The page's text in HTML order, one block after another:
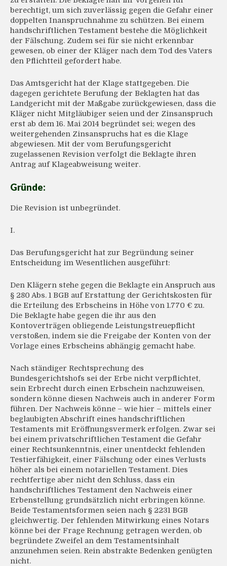
berechtigt, um sich zuverlässig gegen die Gefahr einer
doppelten Inanspruchnahme zu schützen. Bei einem
handschriftlichen Testament bestehe die Möglichkeit
der Fälschung. Zudem sei für sie nicht erkennbar
gewesen, ob einer der Kläger nach dem Tod des Vaters
den Pflichtteil gefordert habe.
Das Amtsgericht hat der Klage stattgegeben. Die
dagegen gerichtete Berufung der Beklagten hat das
Landgericht mit der Maßgabe zurückgewiesen, dass die
Kläger nicht Mitgläubiger seien und der Zinsanspruch
erst ab dem 16. Mai 2014 begründet sei; wegen des
weitergehenden Zinsanspruchs hat es die Klage
abgewiesen. Mit der vom Berufungsgericht
zugelassenen Revision verfolgt die Beklagte ihren
Antrag auf Klageabweisung weiter.
Gründe:
Die Revision ist unbegründet.
I.
Das Berufungsgericht hat zur Begründung seiner
Entscheidung im Wesentlichen ausgeführt:
Den Klägern stehe gegen die Beklagte ein Anspruch aus
§ 280 Abs. 1 BGB auf Erstattung der Gerichtskosten für
die Erteilung des Erbscheins in Höhe von 1.770 € zu.
Die Beklagte habe gegen die ihr aus den
Kontoverträgen obliegende Leistungstreuepflicht
verstoßen, indem sie die Freigabe der Konten von der
Vorlage eines Erbscheins abhängig gemacht habe.
Nach ständiger Rechtsprechung des
Bundesgerichtshofs sei der Erbe nicht verpflichtet,
sein Erbrecht durch einen Erbschein nachzuweisen,
sondern könne diesen Nachweis auch in anderer Form
führen. Der Nachweis könne – wie hier – mittels einer
beglaubigten Abschrift eines handschriftlichen
Testaments mit Eröffnungsvermerk erfolgen. Zwar sei
bei einem privatschriftlichen Testament die Gefahr
einer Rechtsunkenntnis, einer unentdeckt fehlenden
Testierfähigkeit, einer Fälschung oder eines Verlusts
höher als bei einem notariellen Testament. Dies
rechtfertige aber nicht den Schluss, dass ein
handschriftliches Testament den Nachweis einer
Erbenstellung grundsätzlich nicht erbringen könne.
Beide Testamentsformen seien nach § 2231 BGB
gleichwertig. Der fehlenden Mitwirkung eines Notars
könne bei der Frage Rechnung getragen werden, ob
begründete Zweifel an dem Testamentsinhalt
anzunehmen seien. Rein abstrakte Bedenken genügten
nicht.